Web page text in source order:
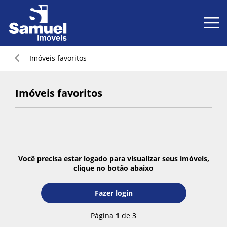
Imóveis favoritos
Imóveis favoritos
Você precisa estar logado para visualizar seus imóveis,
clique no botão abaixo
Fazer login
Fazer login
Página 1 de 3